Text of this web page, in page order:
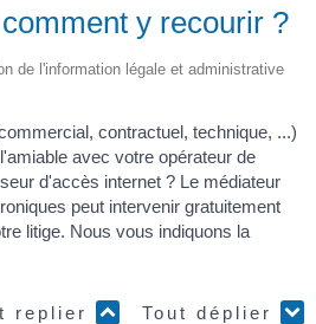
y recourir ?
de l'information légale et administrative
contractuel, technique, ...)
avec votre opérateur de
d'accès internet ? Le médiateur
peut intervenir gratuitement
litige. Nous vous indiquons la
replier Tout déplier